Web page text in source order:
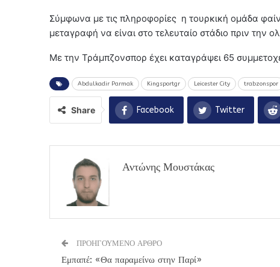
Σύμφωνα με τις πληροφορίες η τουρκική ομάδα
μεταγραφή να είναι στο τελευταίο στάδιο πριν την
Με την Τράμπζονσπορ έχει καταγράψει 65
Abdulkadir Parmak Kingsportgr Leicester City trabzonspor
Share Facebook Twitter
Αντώνης Μουστάκας
ΠΡΟΗΓΟΥΜΕΝΟ ΑΡΘΡΟ
Εμπαπέ: «Θα παραμείνω στην Παρί»